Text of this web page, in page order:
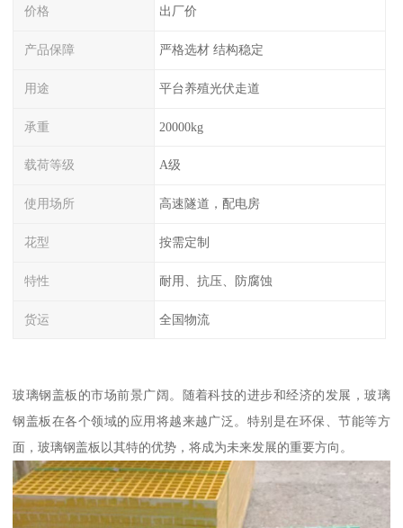
价格 出厂价
产品保障 严格选材 结构稳定
用途 平台养殖光伏走道
承重 20000kg
载荷等级 A级
使用场所 高速隧道，配电房
花型 按需定制
特性 耐用、抗压、防腐蚀
货运 全国物流
玻璃钢盖板的市场前景广阔。随着科技的进步和经济的发展，玻璃
钢盖板在各个领域的应用将越来越广泛。特别是在环保、节能等方
面，玻璃钢盖板以其特的优势，将成为未来发展的重要方向。